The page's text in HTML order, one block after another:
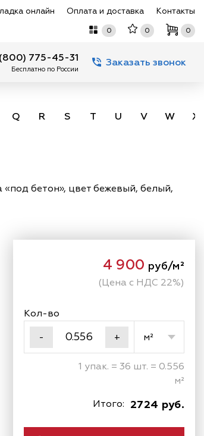
онлайн Оплата и доставка Контакты
0 0 0
775-45-31
Бесплатно по России
Заказать звонок
Q R S T U V W X
«под бетон», цвет бежевый, белый,
4 900 руб/м²
(Цена с НДС 22%)
Кол-во
-
+ м²
1 упак. = 36 шт. = 0.556
м²
2724 руб.
Итого: